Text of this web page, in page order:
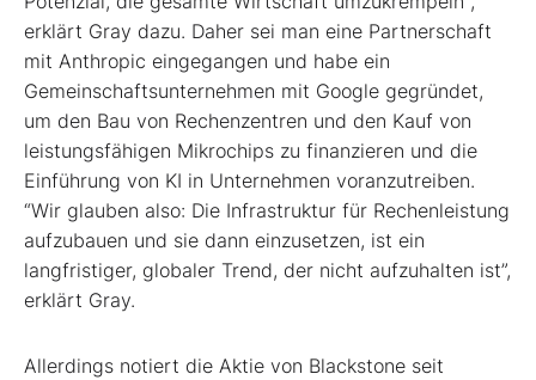
erklärt Gray dazu. Daher sei man eine Partnerschaft
mit Anthropic eingegangen und habe ein
Gemeinschaftsunternehmen mit Google gegründet,
um den Bau von Rechenzentren und den Kauf von
leistungsfähigen Mikrochips zu finanzieren und die
Einführung von KI in Unternehmen voranzutreiben.
“Wir glauben also: Die Infrastruktur für Rechenleistung
aufzubauen und sie dann einzusetzen, ist ein
langfristiger, globaler Trend, der nicht aufzuhalten ist”,
erklärt Gray.
Allerdings notiert die Aktie von Blackstone seit